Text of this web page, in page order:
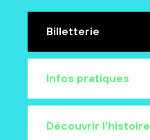
Billetterie
Infos pratiques
Découvrir l'histoire